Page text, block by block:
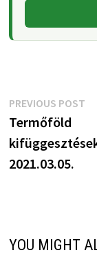
Bejegyzés
navigáció
PREVIOUS POST
Termőföld
2021.03.05.
YOU MIGHT